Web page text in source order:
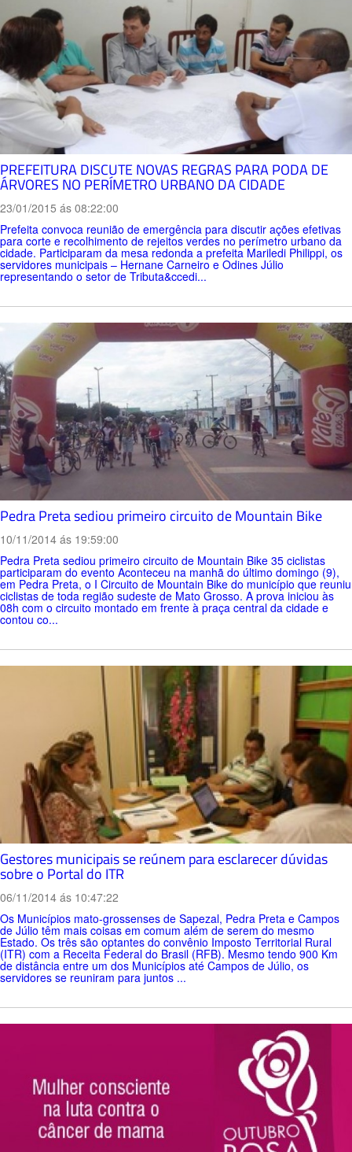
PREFEITURA DISCUTE NOVAS REGRAS PARA PODA DE
ÁRVORES NO PERÍMETRO URBANO DA CIDADE
23/01/2015 ás 08:22:00
Prefeita convoca reunião de emergência para discutir ações efetivas
para corte e recolhimento de rejeitos verdes no perímetro urbano da
cidade. Participaram da mesa redonda a prefeita Mariledi Philippi, os
servidores municipais – Hernane Carneiro e Odines Júlio
representando o setor de Tributa&ccedi...
Pedra Preta sediou primeiro circuito de Mountain Bike
10/11/2014 ás 19:59:00
Pedra Preta sediou primeiro circuito de Mountain Bike 35 ciclistas
participaram do evento Aconteceu na manhã do último domingo (9),
em Pedra Preta, o I Circuito de Mountain Bike do município que reuniu
ciclistas de toda região sudeste de Mato Grosso. A prova iniciou às
08h com o circuito montado em frente à praça central da cidade e
contou co...
Gestores municipais se reúnem para esclarecer dúvidas
sobre o Portal do ITR
06/11/2014 ás 10:47:22
Os Municípios mato-grossenses de Sapezal, Pedra Preta e Campos
de Júlio têm mais coisas em comum além de serem do mesmo
Estado. Os três são optantes do convênio Imposto Territorial Rural
(ITR) com a Receita Federal do Brasil (RFB). Mesmo tendo 900 Km
de distância entre um dos Municípios até Campos de Júlio, os
servidores se reuniram para juntos ...